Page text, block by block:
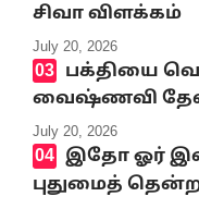
சிவா விளக்கம்
July 20, 2026
பக்தியை
வைஷ்ணவி தேவி
July 20, 2026
இதோ ஓர்
புதுமைத்